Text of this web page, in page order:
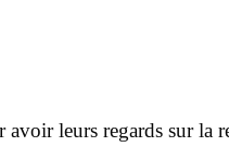
leurs regards sur